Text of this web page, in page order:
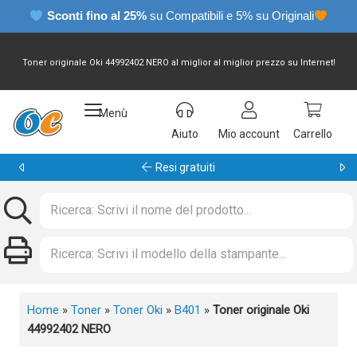
Sconti fino al 25% su Compatibili e 5% su Originali
Toner originale Oki 44992402 NERO al miglior al miglior prezzo su Internet!
Menù
Aiuto
Mio account Carrello
Resi gratuiti
Home » Toner » Toner Oki » B401 » Toner originale Oki
44992402 NERO